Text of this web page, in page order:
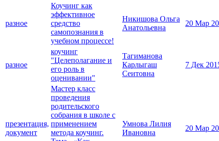
разное
Коучинг как
эффективное
средство
самопознания в
учебном процессе!
Никишова Ольга
Анатольевна
20 Мар
разное
коучинг
"Целеполагание и
его роль в
оценивании"
Тагиманова
Карлыгаш
Сеитовна
7 Дек
презентация,
документ
Мастер класс
проведения
родительского
собрания в школе с
применением
метода коучинг.
Умнова Лилия
Ивановна
20 Мар